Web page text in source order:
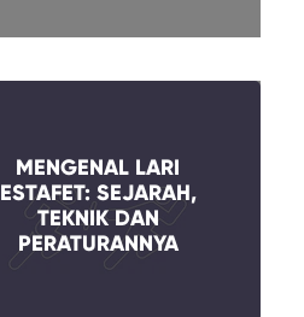
MENGENAL LARI
ESTAFET: SEJARAH,
TEKNIK DAN
PERATURANNYA